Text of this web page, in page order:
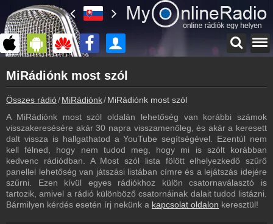
myonlineradio.hu
MiRádiónk
Vissza a MiRádiónk oldalára
Bejelentkezés
Hozz létre saját fiókot!
Műsorújság
MiRádiónk műsorai
Kapcsolat
Írj nekünk!
MiRádiónk most szól
Összes rádió MiRádiónk MiRádiónk most szól
A MiRádiónk most szól oldalán lehetőség van korábbi számok
visszakeresésére akár 30 napra visszamenőleg, és akár a keresett
dalt vissza is hallgathatod a YouTube segítségével. Ezentúl nem
kell félned, hogy nem tudod meg, hogy mi is szólt korábban
kedvenc rádiódban. A Most szól lista fölött elhelyezkedő szűrő
panellel lehetőség van játszási listában címre és a lejátszás idejére
szűrni. Ezen kívül egyes rádiókhoz külön csatornaválasztó is
tartozik, amivel a rádió különböző csatornáinak dalait tudod listázni.
Bármilyen kérdés esetén írj nekünk a kapcsolat oldalon keresztül!